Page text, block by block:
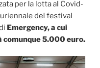
per la lotta al Covid-
del festival
Emergency, a cui
comunque 5.000 euro.